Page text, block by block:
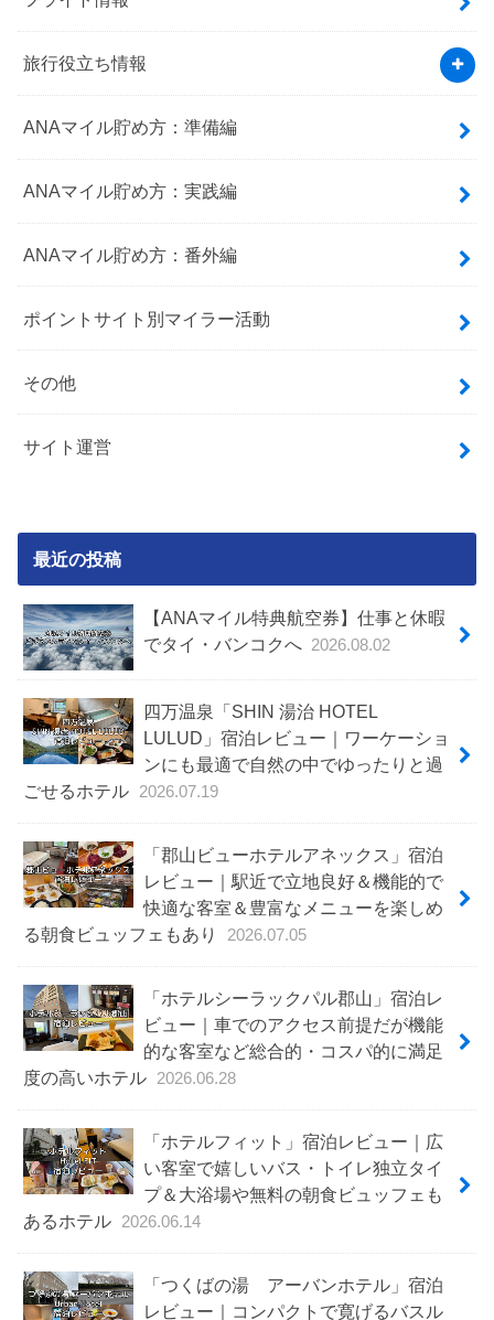
旅行役立ち情報
ANAマイル貯め方：準備編
ANAマイル貯め方：実践編
ANAマイル貯め方：番外編
ポイントサイト別マイラー活動
その他
サイト運営
最近の投稿
【ANAマイル特典航空券】仕事と休暇
でタイ・バンコクへ 2026.08.02
四万温泉「SHIN 湯治 HOTEL
LULUD」宿泊レビュー｜ワーケーショ
ンにも最適で自然の中でゆったりと過
ごせるホテル
2026.07.19
「郡山ビューホテルアネックス」宿泊
レビュー｜駅近で立地良好＆機能的で
快適な客室＆豊富なメニューを楽しめ
る朝食ビュッフェもあり
2026.07.05
「ホテルシーラックパル郡山」宿泊レ
ビュー｜車でのアクセス前提だが機能
的な客室など総合的・コスパ的に満足
度の高いホテル
2026.06.28
「ホテルフィット」宿泊レビュー｜広
い客室で嬉しいバス・トイレ独立タイ
プ＆大浴場や無料の朝食ビュッフェも
あるホテル
2026.06.14
「つくばの湯 アーバンホテル」宿泊
レビュー｜コンパクトで寛げるバスル